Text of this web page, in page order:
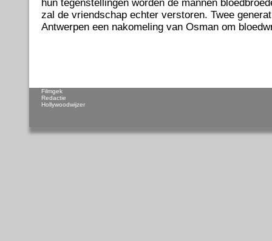
hun tegenstellingen worden de mannen
zal de vriendschap echter verstoren. Twee
Antwerpen een nakomeling van Osman om
Filmgek
Redactie
Hollywoodwijzer